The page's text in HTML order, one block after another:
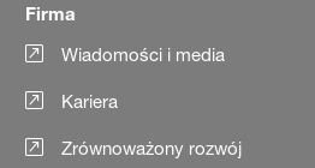
Firma
Wiadomości i media
Kariera
Zrównoważony rozwój